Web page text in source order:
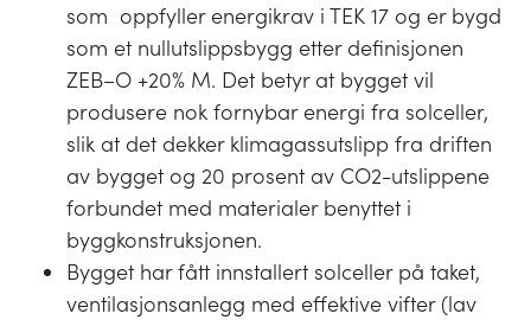
som oppfyller energikrav i TEK 17 og er bygd
som et nullutslippsbygg etter definisjonen
ZEB–O +20% M. Det betyr at bygget vil
produsere nok fornybar energi fra solceller,
slik at det dekker klimagassutslipp fra driften
av bygget og 20 prosent av CO2-utslippene
forbundet med materialer benyttet i
byggkonstruksjonen.
Bygget har fått innstallert solceller på taket,
ventilasjonsanlegg med effektive vifter (lav